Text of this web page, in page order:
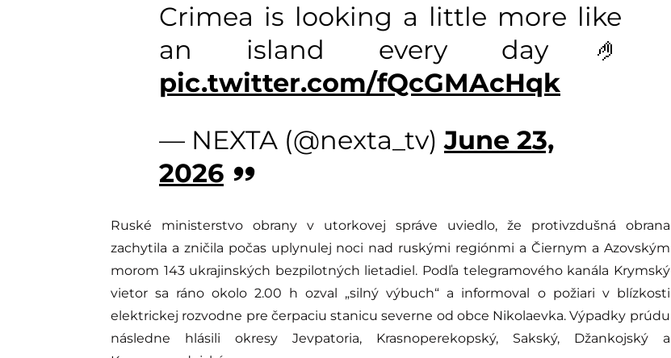
Crimea is looking a little more like
an island every day🤌
pic.twitter.com/fQcGMAcHqk
— NEXTA (@nexta_tv)June 23,
2026
Ruské ministerstvo obrany v utorkovej správe uviedlo, že protivzdušná obrana
zachytila ​​a zničila počas uplynulej noci nad ruskými regiónmi a Čiernym a Azovským
morom 143 ukrajinských bezpilotných lietadiel. Podľa telegramového kanála Krymský
vietor sa ráno okolo 2.00 h ozval „silný výbuch“ a informoval o požiari v blízkosti
elektrickej rozvodne pre čerpaciu stanicu severne od obce Nikolaevka. Výpadky prúdu
následne hlásili okresy Jevpatoria, Krasnoperekopský, Sakský, Džankojský a